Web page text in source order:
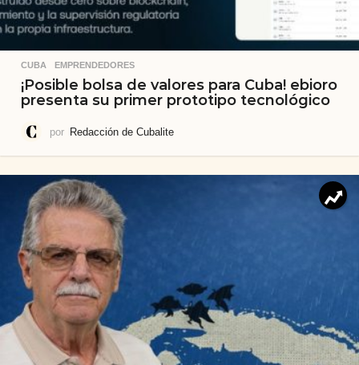
CUBA ,EMPRENDEDORES
¡Posible bolsa de valores para Cuba! ebioro
presenta su primer prototipo tecnológico
por Redacción de Cubalite